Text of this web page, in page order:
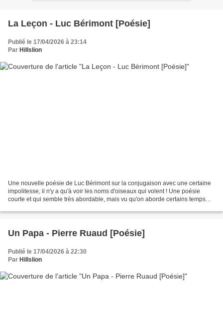
La Leçon - Luc Bérimont [Poésie]
Publié le 17/04/2026 à 23:14
Par Hillslion
Une nouvelle poésie de Luc Bérimont sur la conjugaison avec une certaine
impolitesse, il n'y a qu'à voir les noms d'oiseaux qui volent ! Une poésie
courte et qui semble très abordable, mais vu qu'on aborde certains temps
Un Papa - Pierre Ruaud [Poésie]
Publié le 17/04/2026 à 22:30
Par Hillslion